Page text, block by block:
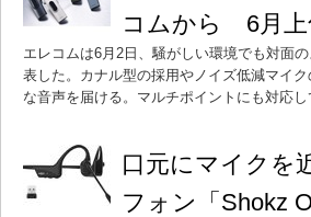
コムから 6月上
エレコムは6月2日、騒がしい環境でも対面
表した。カナル型の採用やノイズ低減マイ
な音声を届ける。マルチポイントにも対応
口元にマイクを
フォン「Shokz